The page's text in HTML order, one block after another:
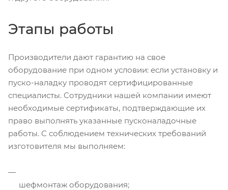
Этапы работы
Производители дают гарантию на свое
оборудование при одном условии: если установку и
пуско-наладку проводят сертифицированные
специалисты. Сотрудники нашей компании имеют
необходимые сертификаты, подтверждающие их
право выполнять указанные пусконаладочные
работы. С соблюдением технических требований
изготовителя мы выполняем:
шефмонтаж оборудования;